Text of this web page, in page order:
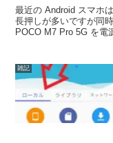
最近の Android スマホ
長押しが多いですが同
POCO M7 Pro 5G を電
雑記